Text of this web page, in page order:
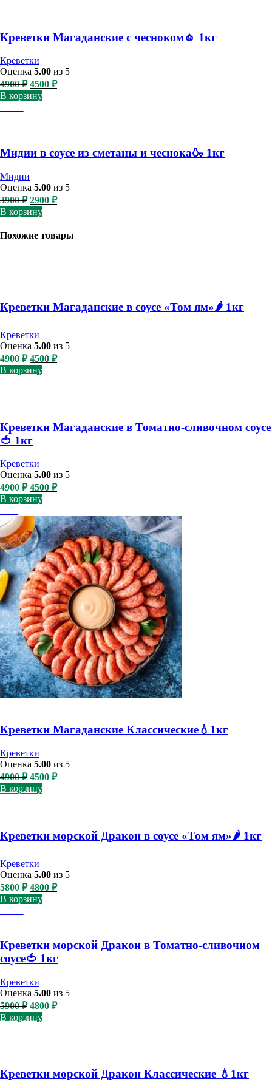
Креветки Магаданские с чесноком🧄 1кг
Креветки
Оценка 5.00 из 5
4900₽ Первоначальная
цена
составляла
4500 ₽Текущая
В корзину
Мидии в соусе из сметаны и чеснока🍶 1кг
Мидии
Оценка 5.00 из 5
3900₽ Первоначальная
цена
составляла
3900 ₽.
2900 ₽Текущая
В корзину
Похожие товары
Креветки Магаданские в соусе «Том ям»🌶️ 1кг
Креветки
Оценка 5.00 из 5
4900₽ Первоначальная
цена
составляла
4500 ₽Текущая
В корзину
Креветки Магаданские в Томатно-сливочном соусе
🍅 1кг
Креветки
Оценка 5.00 из 5
4900₽ Первоначальная
цена
составляла
4900 ₽.
4500 ₽Текущая
В корзину
Креветки Магаданские Классические💧1кг
Креветки
Оценка 5.00 из 5
4900₽ Первоначальная
цена
составляла
4500 ₽Текущая
В корзину
Креветки морской Дракон в соусе «Том ям»🌶️ 1кг
Креветки
Оценка 5.00 из 5
5800₽ Первоначальная
цена
составляла
4800 ₽Текущая
В корзину
Креветки морской Дракон в Томатно-сливочном
соусе🍅 1кг
Креветки
Оценка 5.00 из 5
5900₽ Первоначальная
цена
составляла
4800 ₽Текущая
В корзину
Креветки морской Дракон Классические 💧1кг